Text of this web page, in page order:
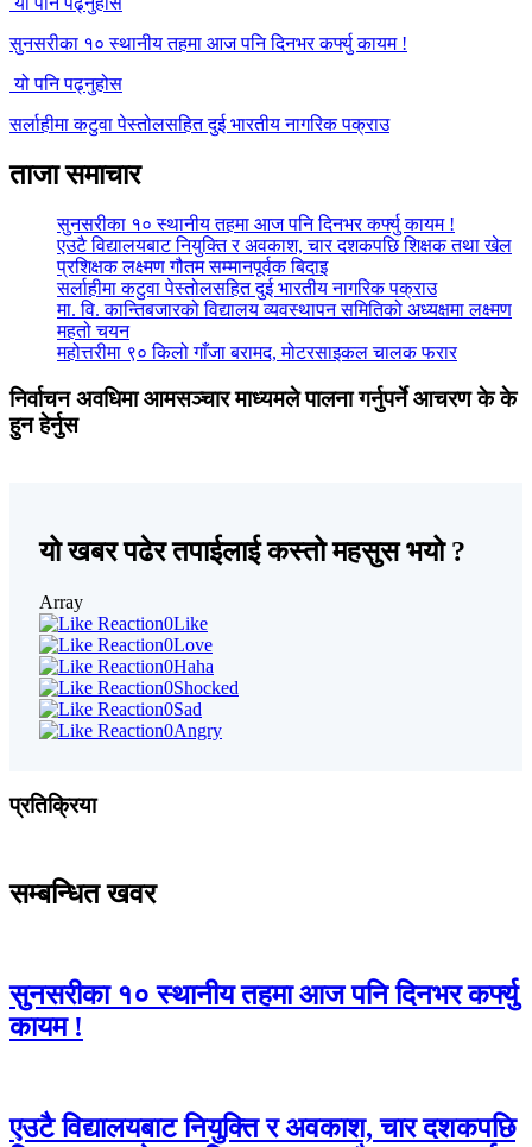
सुनसरीका १० स्थानीय तहमा आज पनि दिनभर कर्फ्यु कायम !
यो पनि पढ्नुहोस
सर्लाहीमा कटुवा पेस्तोलसहित दुई भारतीय नागरिक पक्राउ
ताजा समाचार
सुनसरीका १० स्थानीय तहमा आज पनि दिनभर कर्फ्यु कायम !
एउटै विद्यालयबाट नियुक्ति र अवकाश, चार दशकपछि शिक्षक तथा खेल
प्रशिक्षक लक्ष्मण गौतम सम्मानपूर्वक बिदाइ
सर्लाहीमा कटुवा पेस्तोलसहित दुई भारतीय नागरिक पक्राउ
मा. वि. कान्तिबजारको विद्यालय व्यवस्थापन समितिको अध्यक्षमा लक्ष्मण
महतो चयन
महोत्तरीमा ९० किलो गाँजा बरामद, मोटरसाइकल चालक फरार
निर्वाचन अवधिमा आमसञ्चार माध्यमले पालना गर्नुपर्ने आचरण के के
हुन हेर्नुस
यो खबर पढेर तपाईलाई कस्तो महसुस भयो ?
Array
0Like
0Love
0Haha
0Shocked
0Sad
0Angry
प्रतिक्रिया
सम्बन्धित खवर
सुनसरीका १० स्थानीय तहमा आज पनि दिनभर कर्फ्यु
कायम !
एउटै विद्यालयबाट नियुक्ति र अवकाश, चार दशकपछि